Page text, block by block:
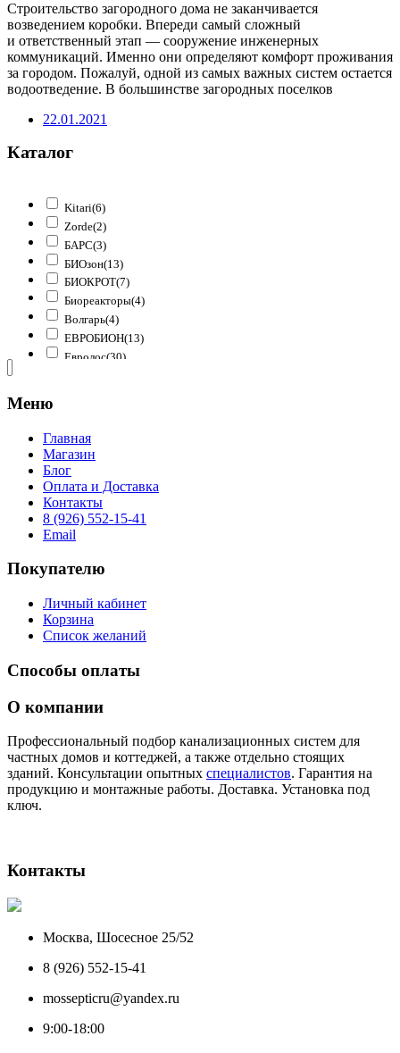
Строительство загородного дома не заканчивается
возведением коробки. Впереди самый сложный
и ответственный этап — сооружение инженерных
коммуникаций. Именно они определяют комфорт проживания
за городом. Пожалуй, одной из самых важных систем остается
водоотведение. В большинстве загородных поселков
22.01.2021
Каталог
Kitari(6)
Zorde(2)
БАРС(3)
БИОзон(13)
БИОКРОТ(7)
Биореакторы(4)
Волгарь(4)
ЕВРОБИОН(13)
Евролос(30)
Росток
Спарта
Тверь(11)
ТОПАС
ЮБАС(18)
ЮНИЛОС Астра
Меню
Главная
Магазин
Блог
Оплата и Доставка
Контакты
8 (926) 552-15-41
Email
Покупателю
Личный кабинет
Корзина
Список желаний
Способы оплаты
О компании
Профессиональный подбор канализационных систем для
частных домов и коттеджей, а также отдельно стоящих
зданий. Консультации опытных специалистов. Гарантия на
продукцию и монтажные работы. Доставка. Установка под
ключ.
Контакты
Москва, Шосесное 25/52
8 (926) 552-15-41
mossepticru@yandex.ru
9:00-18:00